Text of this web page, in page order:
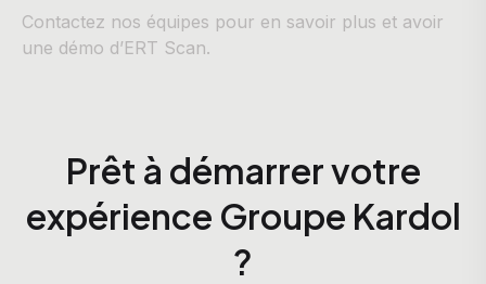
Contactez nos équipes pour en savoir plus et avoir
une démo d’ERT Scan.
Prêt à démarrer votre
expérience Groupe Kardol
?